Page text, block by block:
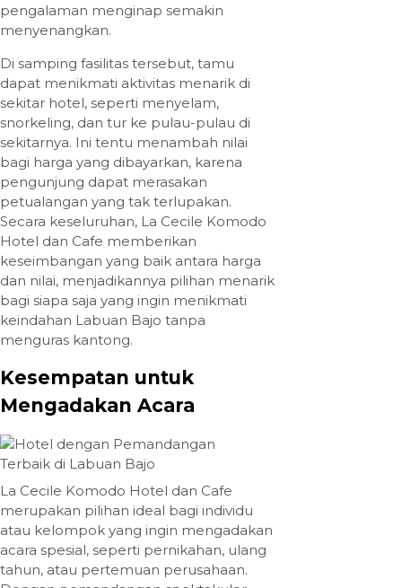
pengalaman menginap semakin
menyenangkan.
Di samping fasilitas tersebut, tamu
dapat menikmati aktivitas menarik di
sekitar hotel, seperti menyelam,
snorkeling, dan tur ke pulau-pulau di
sekitarnya. Ini tentu menambah nilai
bagi harga yang dibayarkan, karena
pengunjung dapat merasakan
petualangan yang tak terlupakan.
Secara keseluruhan, La Cecile Komodo
Hotel dan Cafe memberikan
keseimbangan yang baik antara harga
dan nilai, menjadikannya pilihan menarik
bagi siapa saja yang ingin menikmati
keindahan Labuan Bajo tanpa
menguras kantong.
Kesempatan untuk
Mengadakan Acara
La Cecile Komodo Hotel dan Cafe
merupakan pilihan ideal bagi individu
atau kelompok yang ingin mengadakan
acara spesial, seperti pernikahan, ulang
tahun, atau pertemuan perusahaan.